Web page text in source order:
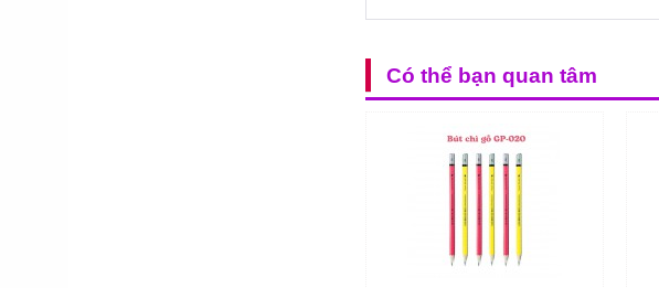
Có thể bạn quan tâm